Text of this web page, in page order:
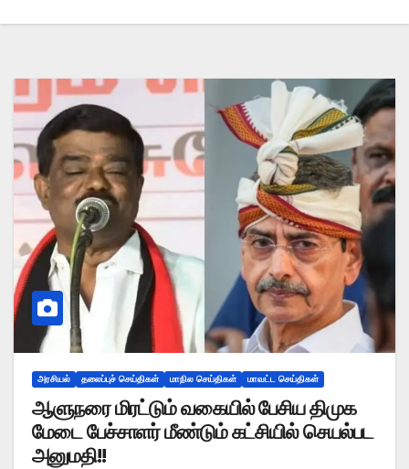
அரசியல் தலைப்புச் செய்திகள் மாநில செய்திகள் மாவட்ட செய்திகள்
ஆளுநரை மிரட்டும் வகையில் பேசிய திமுக
மேடை பேச்சாளர் மீண்டும் கட்சியில் செயல்பட
அனுமதி!!